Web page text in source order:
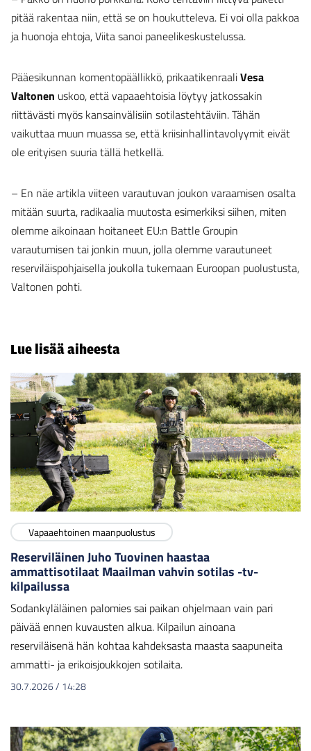
pitää rakentaa niin, että se on houkutteleva. Ei voi olla pakkoa
ja huonoja ehtoja, Viita sanoi paneelikeskustelussa.
Pääesikunnan komentopäällikkö, prikaatikenraaliVesa
Valtonen uskoo, että vapaaehtoisia löytyy jatkossakin
riittävästi myös kansainvälisiin sotilastehtäviin. Tähän
vaikuttaa muun muassa se, että kriisinhallintavolyymit eivät
ole erityisen suuria tällä hetkellä.
– En näe artikla viiteen varautuvan joukon varaamisen osalta
mitään suurta, radikaalia muutosta esimerkiksi siihen, miten
olemme aikoinaan hoitaneet EU:n Battle Groupin
varautumisen tai jonkin muun, jolla olemme varautuneet
reserviläispohjaisella joukolla tukemaan Euroopan puolustusta,
Valtonen pohti.
Lue lisää aiheesta
Vapaaehtoinen maanpuolustus
Reserviläinen Juho Tuovinen haastaa
ammattisotilaat Maailman vahvin sotilas -tv-
kilpailussa
Sodankyläläinen palomies sai paikan ohjelmaan vain pari
päivää ennen kuvausten alkua. Kilpailun ainoana
reserviläisenä hän kohtaa kahdeksasta maasta saapuneita
ammatti- ja erikoisjoukkojen sotilaita.
30.7.2026/ 14:28